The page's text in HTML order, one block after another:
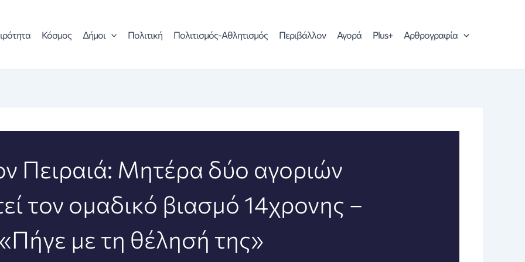
Κόσμος Δήμοι Πολιτική Πολιτισμός-Αθλητισμός Περιβάλλον Αγορά Plus+ Αρθρογραφία
Πειραιά: Μητέρα δύο αγοριών
τον ομαδικό βιασμό 14χρονης –
«Πήγε με τη θέλησή της»